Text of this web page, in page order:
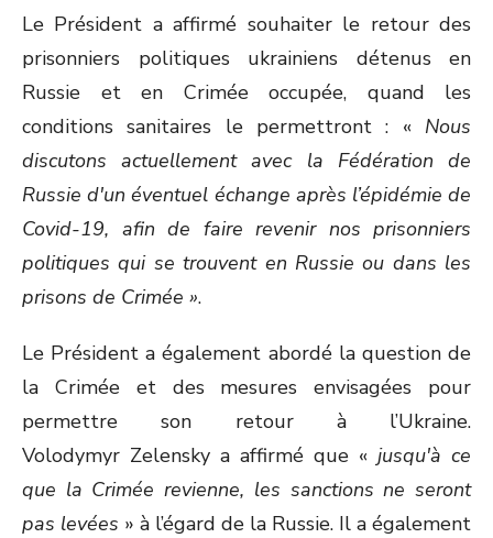
Le Président a affirmé souhaiter le retour des
prisonniers politiques ukrainiens détenus en
Russie et en Crimée occupée, quand les
conditions sanitaires le permettront : « Nous
discutons actuellement avec la Fédération de
Russie d'un éventuel échange après l’épidémie de
Covid-19, afin de faire revenir nos prisonniers
politiques qui se trouvent en Russie ou dans les
prisons de Crimée ».
Le Président a également abordé la question de
la Crimée et des mesures envisagées pour
permettre son retour à l’Ukraine.
Volodymyr Zelensky a affirmé que « jusqu'à ce
que la Crimée revienne, les sanctions ne seront
pas levées » à l’égard de la Russie. Il a également